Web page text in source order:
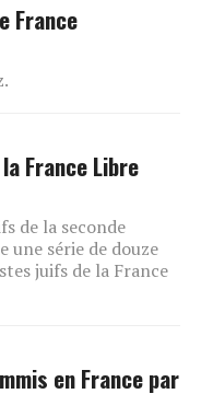
France
France Libre
de la seconde
une série de douze
juifs de la France
en France par